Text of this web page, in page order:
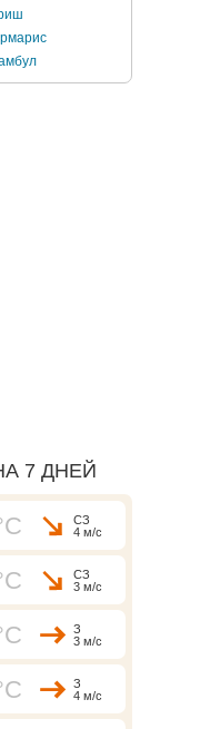
7 ДНЕЙ
СЗ
4 м/с
СЗ
3 м/с
З
3 м/с
З
4 м/с